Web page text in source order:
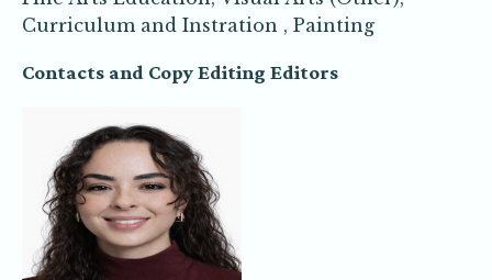
Curriculum and Instration , Painting
Contacts and Copy Editing Editors